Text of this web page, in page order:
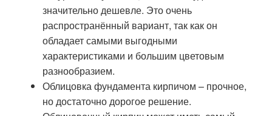
значительно дешевле. Это очень
распространённый вариант, так как он
обладает самыми выгодными
характеристиками и большим цветовым
разнообразием.
Облицовка фундамента кирпичом – прочное,
но достаточно дорогое решение.